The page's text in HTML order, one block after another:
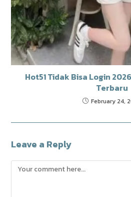
Hot51 Tidak Bisa Login
Terbaru
February 24,
Leave a Reply
Comment